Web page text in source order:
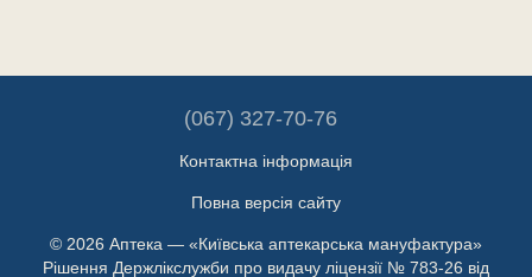
(067) 327-70-76
Контактна інформація
Повна версія сайту
© 2026 Аптека — «Київська аптекарська мануфактура»
Рішення Держлікслужби про видачу ліцензії № 783-26 від